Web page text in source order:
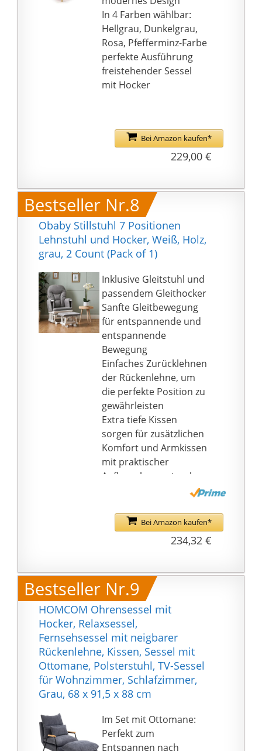
Sitzerlebnis und Sie
werden nach harter
Arbeit oder Lernen
genügend Entspannung
und Ruhe finden.
Dieser Liegestuhl ist
geeignet und passt
leicht zu Ihren Möbeln.
Dieses Loungesofa
Minuten schnell
zusammengebaut
werden. Es müssen nur
mehrere Teile
miteinander verbunden
werden, ohne dass
Schrauben oder
Muttern erforderlich
sind.
In 4 Farben wählbar:
Hellgrau, Dunkelgrau,
Rosa, Pfefferminz-Farbe
perfekte Ausführung
freistehender Sessel
mit Hocker
Bei Amazon kaufen*
229,00 €
Bestseller Nr.8
Obaby Stillstuhl 7 Positionen
Lehnstuhl und Hocker, Weiß, Holz,
grau, 2 Count (Pack of 1)
Inklusive Gleitstuhl und
passendem Gleithocker
Sanfte Gleitbewegung
für entspannende und
entspannende
Bewegung
Einfaches Zurücklehnen
der Rückenlehne, um
die perfekte Position zu
gewährleisten
Extra tiefe Kissen
sorgen für zusätzlichen
Komfort und Armkissen
mit praktischer
Aufbewahrungstasche
7 Positionen verstellbar
Anheben der
Armlehnen
Bei Amazon kaufen*
234,32 €
Bestseller Nr.9
HOMCOM Ohrensessel mit
Hocker, Relaxsessel,
Fernsehsessel mit neigbarer
Rückenlehne, Kissen, Sessel mit
Ottomane, Polsterstuhl, TV-Sessel
für Wohnzimmer, Schlafzimmer,
Grau, 68 x 91,5 x 88 cm
Im Set mit Ottomane:
Perfekt zum
Entspannen nach